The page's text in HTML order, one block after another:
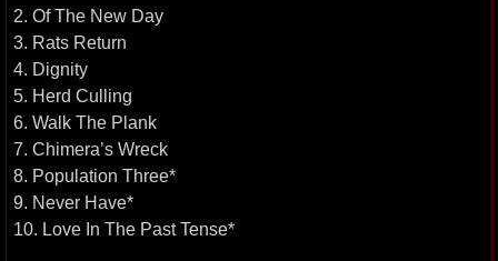
2. Of The New Day
3. Rats Return
4. Dignity
5. Herd Culling
6. Walk The Plank
7. Chimera’s Wreck
8. Population Three*
9. Never Have*
10. Love In The Past Tense*